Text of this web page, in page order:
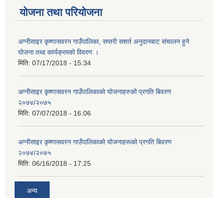
योजना तथा परियोजना
अग्नीसाइर कृष्णासवरन गाउँपालिका, सप्तरी सशर्त अनुदानबाट संचालन हुने
योजना तथा कार्यक्रमको विवरण ।
मिति: 07/17/2018 - 15:34
अग्नीसाइर कृष्णासवरन गाउँपालिकाको योजनाहरुको प्रगति बिवरण
२०७४/२०७५
मिति: 07/07/2018 - 16:06
अग्नीसाइर कृष्णासवरन गाउँपालिकाको योजनाहरूको प्रगति बिवरण
२०७४/२०७५
मिति: 06/16/2018 - 17:25
अन्य